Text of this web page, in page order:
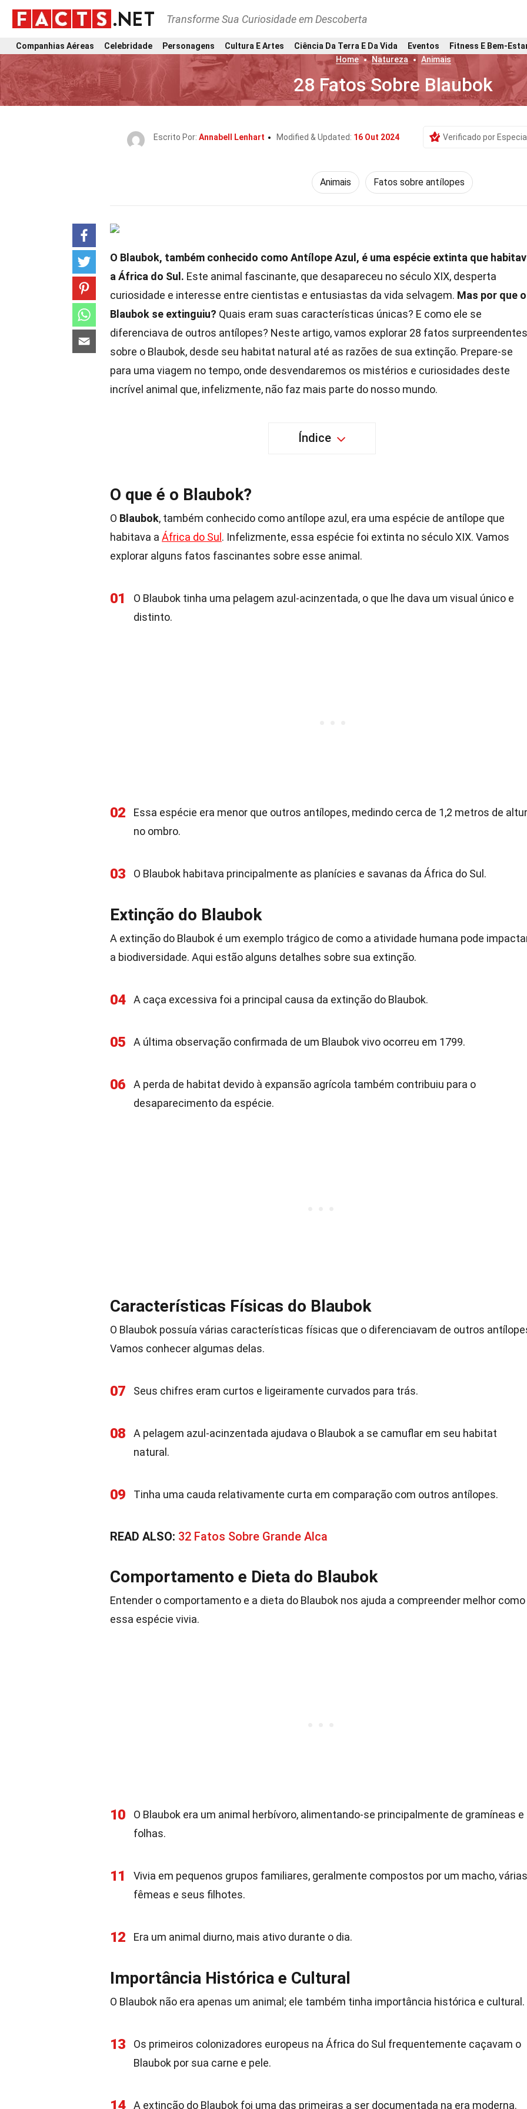
Transforme Sua Curiosidade em Descoberta
Companhias Aéreas Celebridade Personagens Cultura E Artes Ciência Da Terra E Da Vida Eventos
Fitness E Bem-
Home
Natureza Animais
28 Fatos Sobre Blaubok
Escrito Por: Annabell Lenhart Modified & Updated: 16 Out 2024 Verificado por
Animais Fatos sobre antílopes
O Blaubok, também conhecido como Antílope Azul, é uma espécie extinta que
a África do Sul. Este animal fascinante, que desapareceu no século XIX, desperta
curiosidade e interesse entre cientistas e entusiastas da vida selvagem. Mas por que o
Blaubok se extinguiu? Quais eram suas características únicas? E como ele se
diferenciava de outros antílopes? Neste artigo, vamos explorar 28 fatos surpreendentes
sobre o Blaubok, desde seu habitat natural até as razões de sua extinção. Prepare-se
para uma viagem no tempo, onde desvendaremos os mistérios e curiosidades deste
incrível animal que, infelizmente, não faz mais parte do nosso mundo.
Índice
O que é o Blaubok?
O Blaubok, também conhecido como antílope azul, era uma espécie de antílope que
habitava a África do Sul . Infelizmente, essa espécie foi extinta no século XIX. Vamos
explorar alguns fatos fascinantes sobre esse animal.
01
O Blaubok tinha uma pelagem azul-acinzentada, o que lhe dava um visual único e
distinto.
02
Essa espécie era menor que outros antílopes, medindo cerca de 1,2 metros de
no ombro.
03 O Blaubok habitava principalmente as planícies e savanas da África do Sul.
Extinção do Blaubok
A extinção do Blaubok é um exemplo trágico de como a atividade humana pode
a biodiversidade. Aqui estão alguns detalhes sobre sua extinção.
04 A caça excessiva foi a principal causa da extinção do Blaubok.
05 A última observação confirmada de um Blaubok vivo ocorreu em 1799.
06
A perda de habitat devido à expansão agrícola também contribuiu para o
desaparecimento da espécie.
Características Físicas do Blaubok
O Blaubok possuía várias características físicas que o diferenciavam de outros
Vamos conhecer algumas delas.
07 Seus chifres eram curtos e ligeiramente curvados para trás.
08
A pelagem azul-acinzentada ajudava o Blaubok a se camuflar em seu habitat
natural.
09 Tinha uma cauda relativamente curta em comparação com outros antílopes.
READ ALSO: 32 Fatos Sobre Grande Alca
Comportamento e Dieta do Blaubok
Entender o comportamento e a dieta do Blaubok nos ajuda a compreender melhor como
essa espécie vivia.
10
O Blaubok era um animal herbívoro, alimentando-se principalmente de gramíneas e
folhas.
11
Vivia em pequenos grupos familiares, geralmente compostos por um macho, várias
fêmeas e seus filhotes.
12 Era um animal diurno, mais ativo durante o dia.
Importância Histórica e Cultural
O Blaubok não era apenas um animal; ele também tinha importância histórica e cultural.
13
Os primeiros colonizadores europeus na África do Sul frequentemente caçavam o
Blaubok por sua carne e pele.
14 A extinção do Blaubok foi uma das primeiras a ser documentada na era moderna.